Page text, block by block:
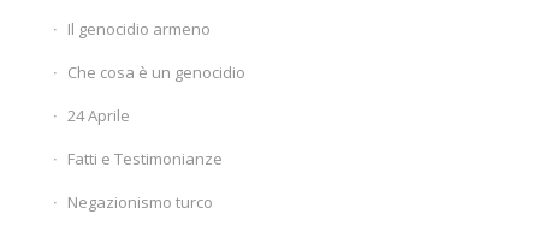
Il genocidio armeno
Che cosa è un genocidio
24 Aprile
Fatti e Testimonianze
Negazionismo turco